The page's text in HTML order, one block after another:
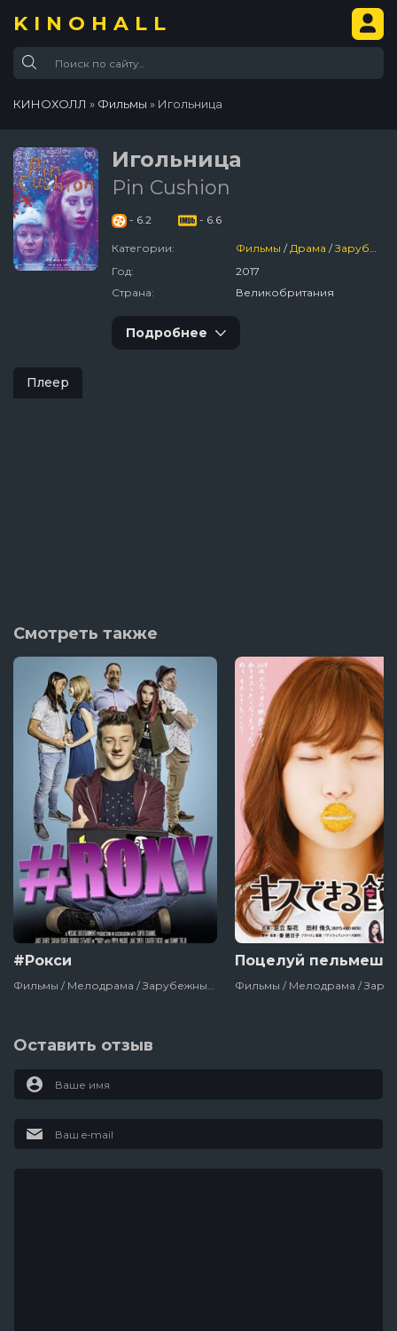
KINOHALL
КИНОХОЛЛ » Фильмы » Игольница
Игольница
Pin Cushion
- 6.2 - 6.6
Категории: Фильмы /Драма /Зарубежный
Год:
2017
Страна:
Великобритания
Подробнее
Плеер
Смотреть также
#Рокси Поцелуй
Оставить отзыв